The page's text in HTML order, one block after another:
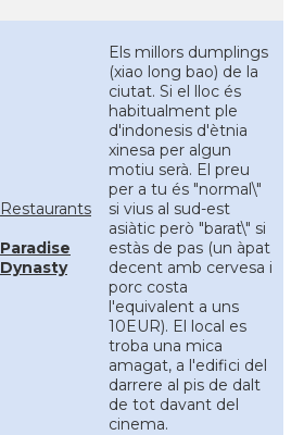
Restaurants
Paradise
Dynasty
Els millors dumplings
(xiao long bao) de la
ciutat. Si el lloc és
habitualment ple
d'indonesis d'ètnia
xinesa per algun
motiu serà. El preu
per a tu és "normal\"
si vius al sud-est
asiàtic però "barat\" si
estàs de pas (un àpat
decent amb cervesa i
porc costa
l'equivalent a uns
10EUR). El local es
troba una mica
amagat, a l'edifici del
darrere al pis de dalt
de tot davant del
cinema.